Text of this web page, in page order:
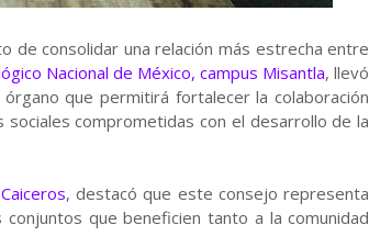
de consolidar una relación más estrecha entre
Nacional de México, campus Misantla, llevó
que permitirá fortalecer la colaboración
comprometidas con el desarrollo de la
, destacó que este consejo representa
que beneficien tanto a la comunidad